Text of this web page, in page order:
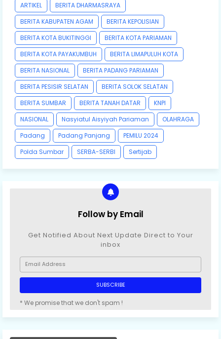
ARTIKEL
BERITA DHARMASRAYA
BERITA KABUPATEN AGAM
BERITA KEPOLISIAN
BERITA KOTA BUKITINGGI
BERITA KOTA PARIAMAN
BERITA KOTA PAYAKUMBUH
BERITA LIMAPULUH KOTA
BERITA NASIONAL
BERITA PADANG PARIAMAN
BERITA PESISIR SELATAN
BERITA SOLOK SELATAN
BERITA SUMBAR
BERITA TANAH DATAR
KNPI
NASIONAL
Nasyiatul Aisyiyah Pariaman
OLAHRAGA
Padang
Padang Panjang
PEMILU 2024
Polda Sumbar
SERBA-SERBI Sertijab
Follow by Email
Get Notified About Next Update Direct to Your
inbox
* We promise that we don't spam !